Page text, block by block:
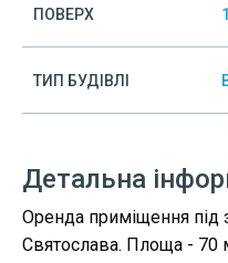
ПОВЕРХ 1
ТИП БУДІВЛІ
Детальна
Оренда приміщення під
Святослава. Площа - 70